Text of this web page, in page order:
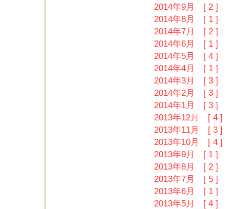
2014年9月 [ 2 ]
2014年8月 [ 1 ]
2014年7月 [ 2 ]
2014年6月 [ 1 ]
2014年5月 [ 4 ]
2014年4月 [ 1 ]
2014年3月 [ 3 ]
2014年2月 [ 3 ]
2014年1月 [ 3 ]
2013年12月 [ 4 ]
2013年11月 [ 3 ]
2013年10月 [ 4 ]
2013年9月 [ 1 ]
2013年8月 [ 2 ]
2013年7月 [ 5 ]
2013年6月 [ 1 ]
2013年5月 [ 4 ]